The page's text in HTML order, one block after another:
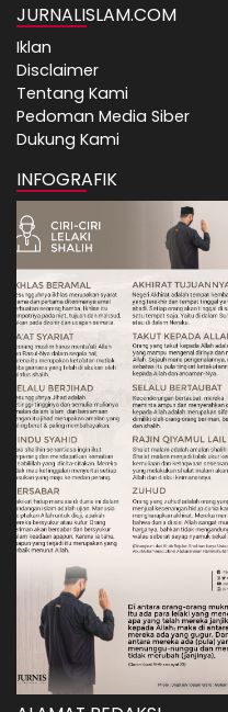
JURNALISLAM.COM
Iklan
Disclaimer
Tentang Kami
Pedoman Media Siber
Dukung Kami
INFOGRAFIK